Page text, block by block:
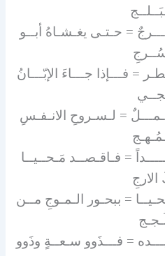
= حـتـى يغـشـاهُ أبــو
= فـــإذا جـــاءَ الإبّـــانُ
= لـسـروحِ الانـفـسِ
= فـاقـصــد مَـحــيــا
الارجِ
= ببحـور الـمـوجِ مــن
= فـــذَوو سـعــةٍ وذَوو